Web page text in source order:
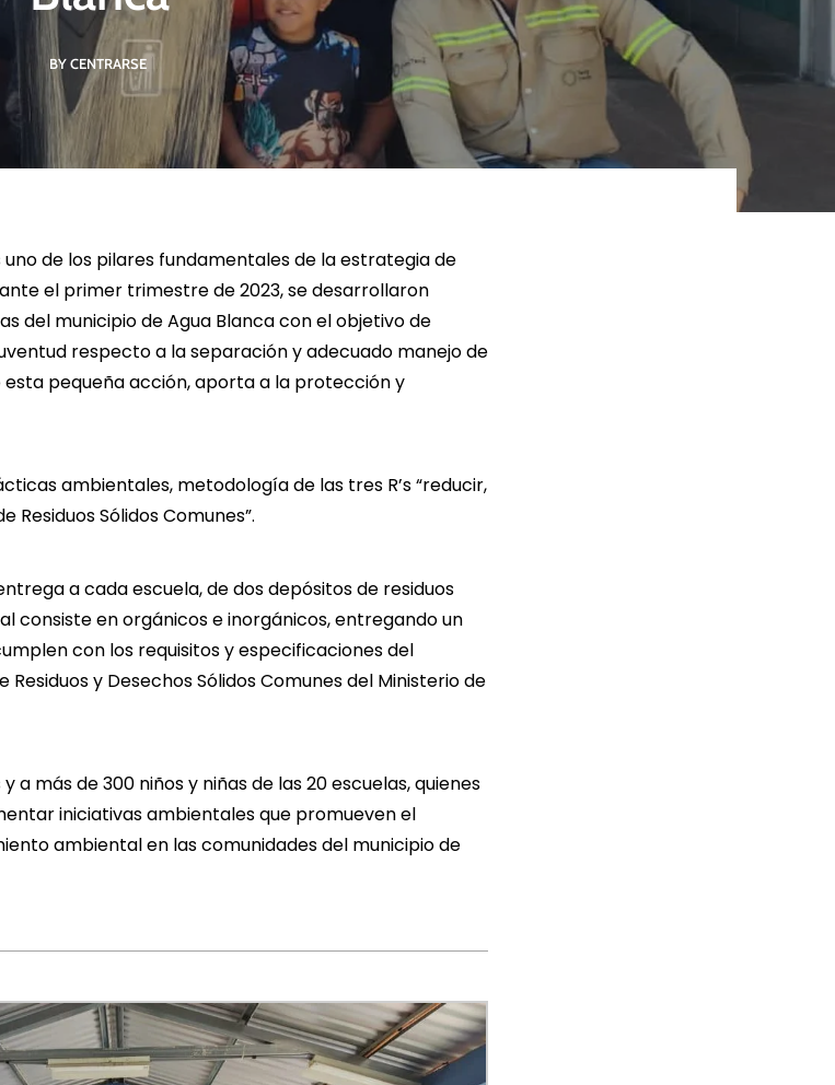
LEER MÁS LEER MÁS
BY CENTRARSE
uno de los pilares fundamentales de la estrategia de
el primer trimestre de 2023, se desarrollaron
del municipio de Agua Blanca con el objetivo de
respecto a la separación y adecuado manejo de
esta pequeña acción, aporta a la protección y
ambientales, metodología de las tres R’s “reducir,
Residuos Sólidos Comunes”.
a cada escuela, de dos depósitos de residuos
consiste en orgánicos e inorgánicos, entregando un
con los requisitos y especificaciones del
y Desechos Sólidos Comunes del Ministerio de
más de 300 niños y niñas de las 20 escuelas, quienes
iniciativas ambientales que promueven el
ambiental en las comunidades del municipio de